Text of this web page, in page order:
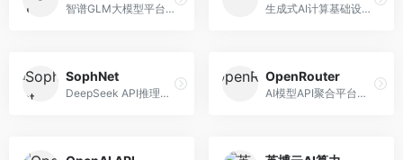
智谱GLM大模型平台，提供API调用与模型服务。面向开发者和企业用户，提供GLM系列模型API、微调服务、应用开发工具等，开源生态完善。 生成式AI计算基础设施平台，专注于模型推理服务。面向开发者和企业，提供多模型API、高性能推理、成本优化等服务，推理性价比高。
SophNet
DeepSeek API推理平台，专注于DeepSeek模型服务。面向开发者，提供DeepSeek模型API、高性能推理、低成本服务，推理效率高。
OpenRouter
AI模型API聚合平台，整合多种主流大模型。面向开发者，提供统一API接口、模型对比、成本优化等服务，模型选择灵活。